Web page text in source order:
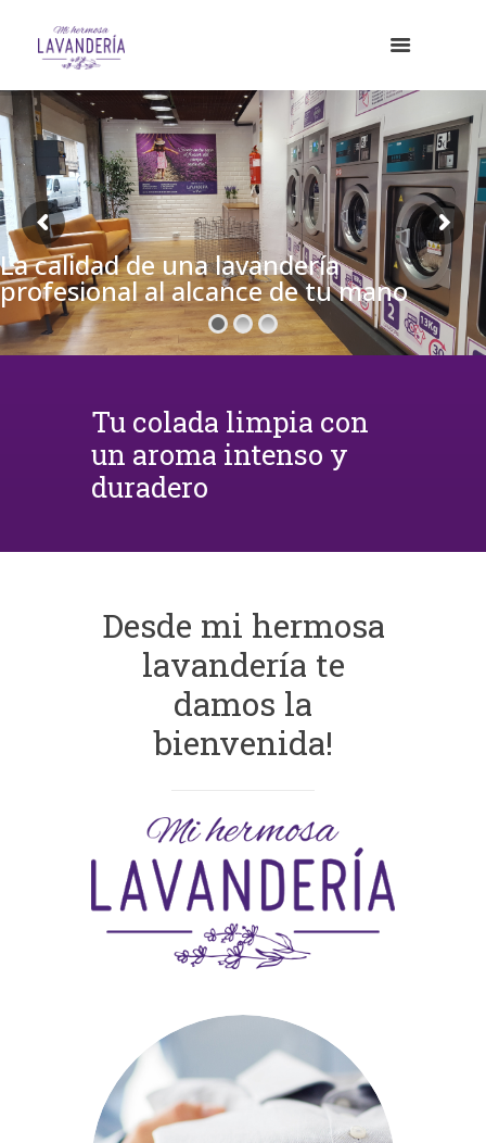
La calidad de una lavandería
profesional al alcance de tu mano
Tu colada limpia con
un aroma intenso y
duradero
Desde mi hermosa
lavandería te
damos la
bienvenida!